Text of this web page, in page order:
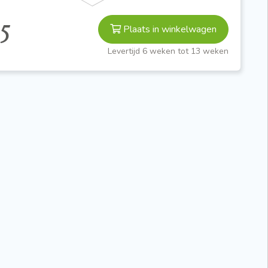
Plaats in winkelwagen
Levertijd 6 weken tot 13 weken